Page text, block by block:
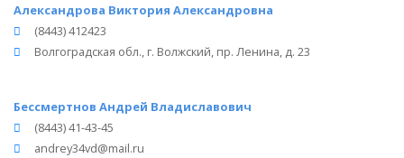
Александрова Виктория Александровна
(8443) 412423
Волгоградская обл., г. Волжский, пр. Ленина, д. 23
Бессмертнов Андрей Владиславович
(8443) 41-43-45
andrey34vd@mail.ru